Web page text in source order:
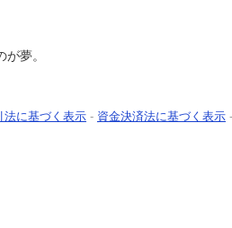
夢。
法に基づく表示 - 資金決済法に基づく表示 -